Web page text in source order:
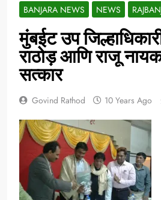
BANJARA NEWS NEWS
मुंबईट उप
राठोड़ आणि राजू
सत्कार
Govind Rathod 10 Years Ago